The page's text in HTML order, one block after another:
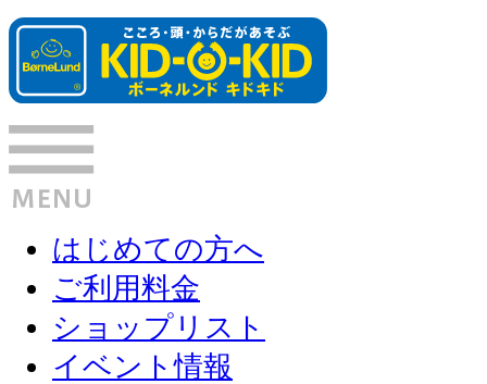
はじめての方へ
ご利用料金
ショップリスト
イベント情報